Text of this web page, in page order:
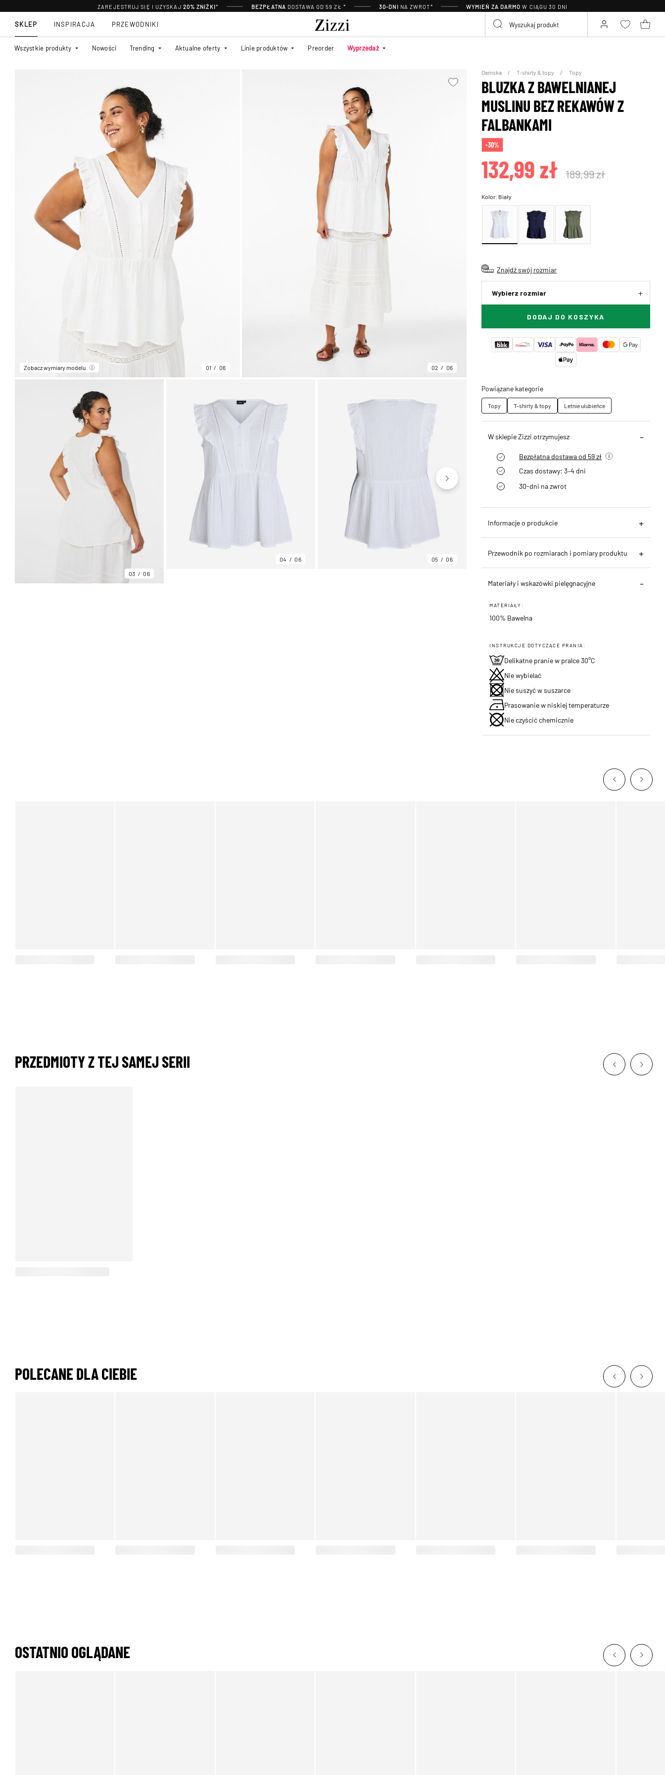
ZAREJESTRUJ SIĘ I UZYSKAJ 20% ZNIŻKI* BEZPŁATNA DOSTAWA OD 59 ZŁ * 30-DNI NA ZWROT* WYMIEŃ ZA DARMO W CIĄGU 30 DNI
SKLEP
Wszystkie produkty Nowości Trending Aktualne oferty Linie produktów Preorder Wyprzedaż
INSPIRACJA PRZEWODNIKI
Zobacz wymiary modelu 01 06 02 06
03 06
04 06 05 06 06
Damska T-shirty & topy Topy
BLUZKA Z BAWELNIANEJ
MUSLINU BEZ REKAWÓW Z
FALBANKAMI
-30%
132,99 zł 189,99 zł
Kolor: Biały
Znajdź swój rozmiar
Wybierz rozmiar
DODAJ DO KOSZYKA
Powiązane kategorie
Topy T-shirty & topy Letnie ulubieńce
W sklepie Zizzi otrzymujesz
Bezpłatna dostawa od 59 zł
Czas dostawy: 3–4 dni
30-dni na zwrot
Informacje o produkcie
Przewodnik po rozmiarach i pomiary produktu
Materiały i wskazówki pielęgnacyjne
MATERIAŁY:
100% Bawelna
INSTRUKCJE DOTYCZĄCE PRANIA:
Delikatne pranie w pralce 30°C
Nie wybielać
Nie suszyć w suszarce
Prasowanie w niskiej temperaturze
Nie czyścić chemicznie
PRZEDMIOTY Z TEJ SAMEJ SERII
POLECANE DLA CIEBIE
OSTATNIO OGLĄDANE